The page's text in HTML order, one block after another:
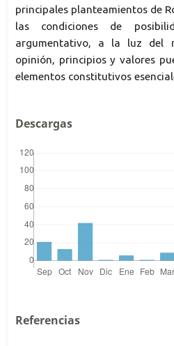
principales planteamientos de
las condiciones de
argumentativo, a la luz del
opinión, principios y valores
elementos constitutivos
Descargas
Referencias